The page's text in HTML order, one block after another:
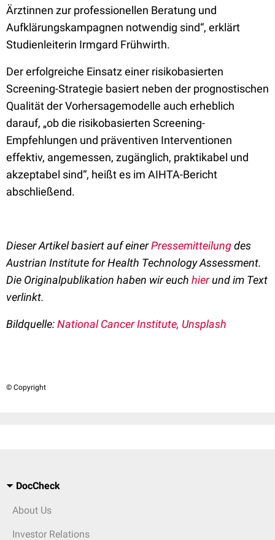
Ärztinnen zur professionellen Beratung und
Aufklärungskampagnen notwendig sind“, erklärt
Studienleiterin Irmgard Frühwirth.
Der erfolgreiche Einsatz einer risikobasierten
Screening-Strategie basiert neben der prognostischen
Qualität der Vorhersagemodelle auch erheblich
darauf, „ob die risikobasierten Screening-
Empfehlungen und präventiven Interventionen
effektiv, angemessen, zugänglich, praktikabel und
akzeptabel sind“, heißt es im AIHTA-Bericht
abschließend.
Dieser Artikel basiert auf einerPressemitteilungdes
Austrian Institute for Health Technology Assessment.
Die Originalpublikation haben wir euch hierund im Text
verlinkt.
Bildquelle:National Cancer Institute, Unsplash
© Copyright
DocCheck
About Us
Investor Relations